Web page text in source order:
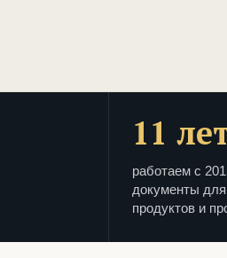
11
работаем с
документы для
продуктов и